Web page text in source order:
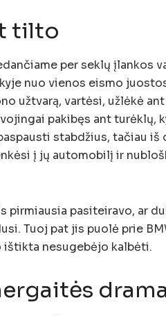
tilto
per seklų įlankos
nuo vienos eismo
užtvarą, vartėsi, užlėkė
pakibęs ant turėklų,
stabdžius, tačiau
į jų automobilį ir
pirmiausia pasiteiravo, ar
Tuoj pat jis puolė prie
ištikta nesugebėjo kalbėti.